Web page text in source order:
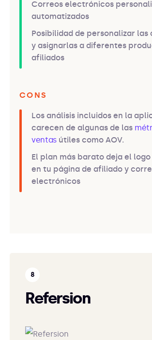
Correos electrónicos
automatizados
Posibilidad de personalizar las
y asignarlas a diferentes
afiliados
CONS
Los análisis incluidos en la
carecen de algunas de las
ventas útiles como AOV.
El plan más barato deja el
en tu página de afiliado y
electrónicos
Refersion